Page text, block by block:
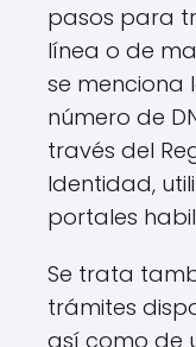
pasos para
línea o de
se menciona
número de
través del
Identidad,
portales
Se trata
trámites
así como de